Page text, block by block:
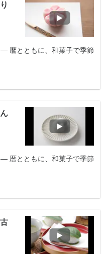
暦とともに、和菓子で季節
暦とともに、和菓子で季節